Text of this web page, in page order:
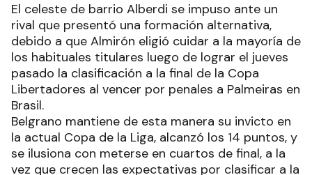
El celeste de barrio Alberdi se impuso ante un
rival que presentó una formación alternativa,
debido a que Almirón eligió cuidar a la mayoría de
los habituales titulares luego de lograr el jueves
pasado la clasificación a la final de la Copa
Libertadores al vencer por penales a Palmeiras en
Brasil.
Belgrano mantiene de esta manera su invicto en
la actual Copa de la Liga, alcanzó los 14 puntos, y
se ilusiona con meterse en cuartos de final, a la
vez que crecen las expectativas por clasificar a la